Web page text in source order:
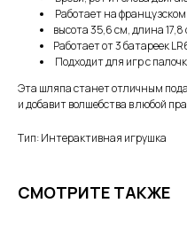
Работает на
высота 35,6 см, длина 17,8
Работает от 3 батареек
Подходит для игр с
Эта шляпа станет отличным
и добавит волшебства в любой
Тип: Интерактивная игрушка
СМОТРИТЕ ТАКЖЕ